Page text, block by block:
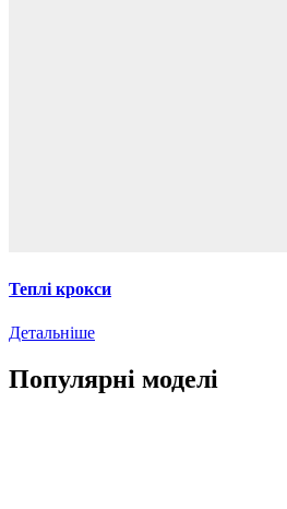
Теплі крокси
Детальніше
Популярні моделі